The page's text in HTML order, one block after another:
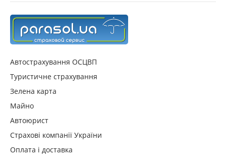
Автострахування ОСЦВП
Туристичне страхування
Зелена карта
Майно
Автоюрист
Страхові компанії України
Оплата і доставка